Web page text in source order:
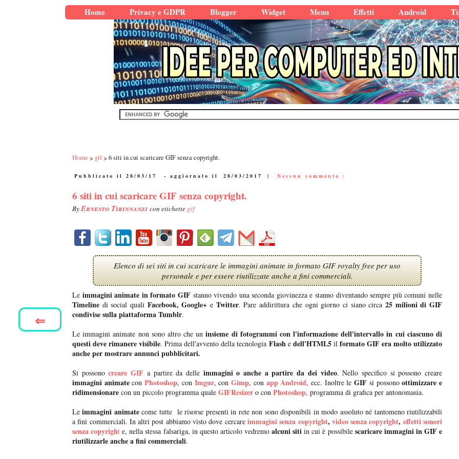
Home Privacy e GDPR Blogger Widget Menu Effetti Android
Home gif 6 siti in cui scaricare GIF senza copyright.
Pubblicato il 28/03/17 - aggiornato il 28/03/2017 | Nessun commento :
6 siti in cui scaricare GIF senza copyright.
ByErnesto Tirinnanzi con etichette gif
Elenco di sei siti in cui scaricare le immagini animate in formato GIF royalty free per uso
personale e per essere riutilizzate anche a fini commerciali.
Le immagini animate in formato GIFstanno vivendo una seconda giovinezza e stanno diventando sempre più comuni nelle
Timeline di social quali Facebook, Google+ e Twitter. Pare addirittura che ogni giorno ci siano circa 25 milioni di GIF
condivise sulla piattaforma Tumblr.
Le immagini animate non sono altro che uninsieme di fotogrammi con l'informazione dell'intervallo in cui ciascuno di
questi deve rimanere visibile. Prima dell'avvento della tecnologia Flashe dell'HTML5il formato GIF era molto utilizzato
anche per mostrare annunci pubblicitari.
Si possono creare GIF a partire da delleimmagini o anche a partire da dei video. Nello specifico si possono creare
immagini animatecon Photoshop, con Imgur, conGimp, con app Android, ecc. Inoltre le GIF si possonoottimizzare e
ridimensionare con un piccolo programma quale GIFResizer o con Photoshop, programma di grafica per antonomasia.
Leimmagini animatecome tutte le risorse presenti in rete non sono disponibili in modo assoluto né tantomeno riutilizzabili
a fini commerciali. In altri post abbiamo visto dove cercare immagini senza copyright, video senza copyright, effetti sonori
senza copyright e, nella stessa falsariga, in questo articolo vedremoalcuni siti in cui è possibile scaricare immagini in GIF e
riutilizzarle anche a fini commerciali.
⇐